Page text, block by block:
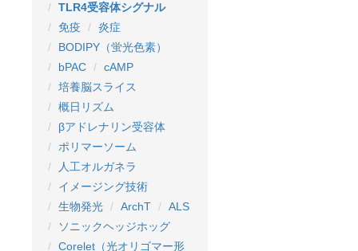
TLR4受容体シグナル
免疫
炎症
BODIPY（蛍光色素）
bPAC
cAMP
培養脳スライス
概日リズム
βアドレナリン受容体
ポリマーソーム
人工オルガネラ
イメージング技術
生物発光
ArchT
ALS
ソニックヘッジホッグ
Corelet（光オリゴマー形